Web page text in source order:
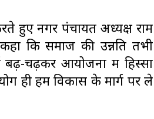
हुए नगर पंचायत अध्यक्ष राम
कि समाज की उन्नति तभी
चढ़कर आयोजनों में हिस्सा
ही हमें विकास के मार्ग पर ले